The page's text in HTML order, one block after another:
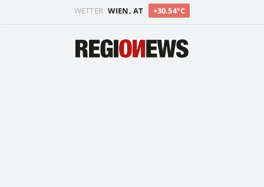
WETTER WIEN, AT +30.54°C